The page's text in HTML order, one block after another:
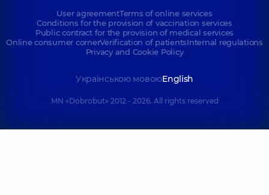
User agreementTerms of online services
Conditions for the provision of vaccination services
Public contract for the provision of medical services
Online consumer cornerVerification of patientsInternal regulations
Privacy and Cookie Policy
Українською мовоюEnglish
MN «Dobrobut» 2012 - 2026. All rights reserved